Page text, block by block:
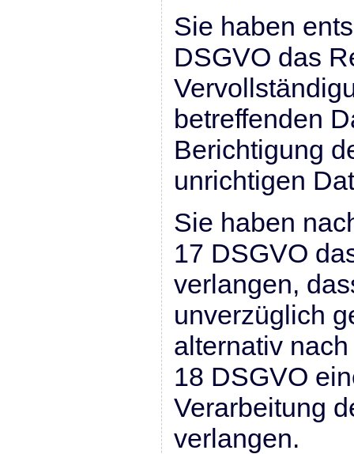
Sie haben
DSGVO das
betreffenden
Berichtigung
unrichtigen
Sie haben
17 DSGVO
verlangen,
unverzüglich
alternativ
18 DSGVO
Verarbeitung
verlangen.